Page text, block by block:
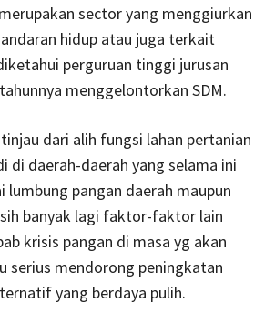
sector yang menggiurkan
hidup atau juga terkait
perguruan tinggi jurusan
menggelontorkan SDM.
dari alih fungsi lahan pertanian
di daerah-daerah yang selama ini
lumbung pangan daerah maupun
banyak lagi faktor-faktor lain
krisis pangan di masa yg akan
serius mendorong peningkatan
yang berdaya pulih.